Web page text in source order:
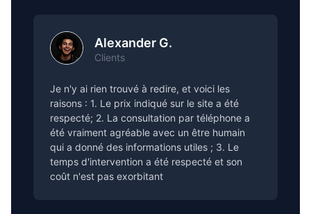
Alexander G.
Clients
Je n'y ai rien trouvé à redire, et voici les
raisons : 1. Le prix indiqué sur le site a été
respecté; 2. La consultation par téléphone a
été vraiment agréable avec un être humain
qui a donné des informations utiles ; 3. Le
temps d'intervention a été respecté et son
coût n'est pas exorbitant